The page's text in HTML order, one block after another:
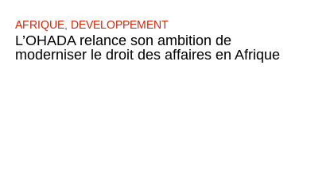
AFRIQUE, DEVELOPPEMENT
L’OHADA relance son ambition de
moderniser le droit des affaires en Afrique